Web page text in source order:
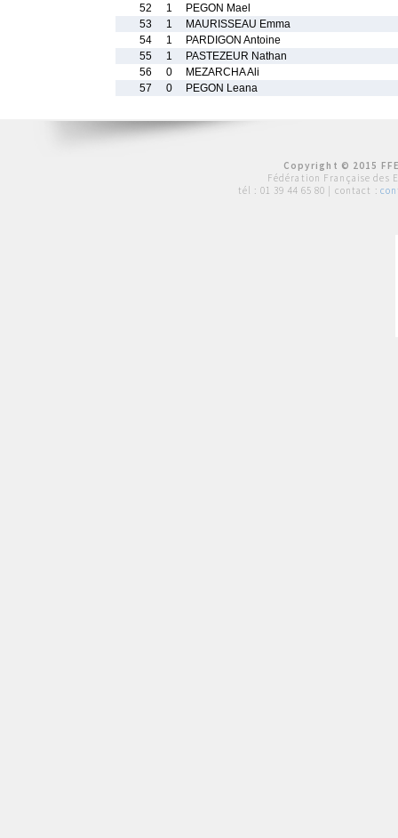
52
1
PEGON Mael
53
1
MAURISSEAU Emma
54
1
PARDIGON Antoine
55
1
PASTEZEUR Nathan
56
0
MEZARCHA Ali
57
0 PEGON Leana
Copyright © 2015
Fédération Française des
tél : 01 39 44 65 80 | contact :